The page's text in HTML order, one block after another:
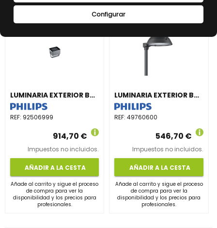
Configurar
LUMINARIA EXTERIOR BVP353 16LED RGBWW 220V L18 10 DMX
REF: 92506999
914,70 €
Impuestos no incluidos.
AÑADIR A LA CESTA
Añade al carrito y sigue el proceso
de compra para ver la
disponibilidad y los precios para
profesionales.
LUMINARIA EXTERIOR BDP268 LED30-4S/740 DW50 DR-GO CLO DDF1
REF:49760600
546,70 €
Impuestos no incluidos.
AÑADIR A LA CESTA
Añade al carrito y sigue el proceso
de compra para ver la
disponibilidad y los precios para
profesionales.